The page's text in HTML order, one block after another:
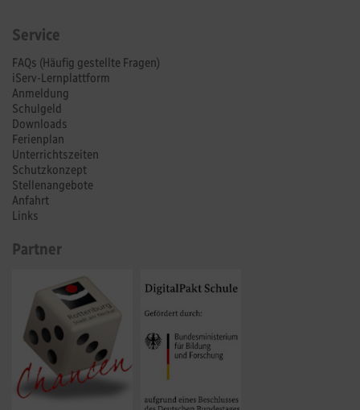
Service
FAQs (Häufig gestellte Fragen)
iServ-Lernplattform
Anmeldung
Schulgeld
Downloads
Ferienplan
Unterrichtszeiten
Schutzkonzept
Stellenangebote
Anfahrt
Links
Partner